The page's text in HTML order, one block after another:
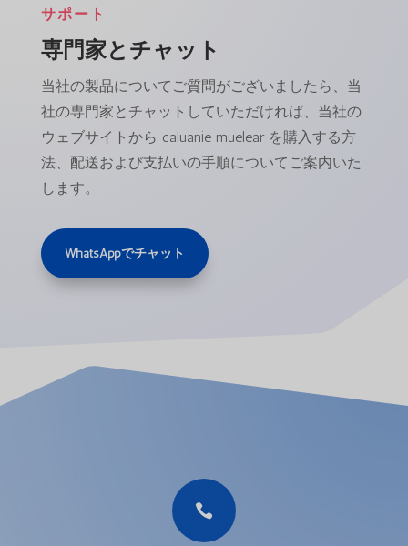
サポート
専門家とチャット
当社の製品についてご質問がございましたら、当
社の専門家とチャットしていただければ、当社の
ウェブサイトから caluanie muelear を購入する方
法、配送および支払いの手順についてご案内いた
します。
WhatsAppでチャット
